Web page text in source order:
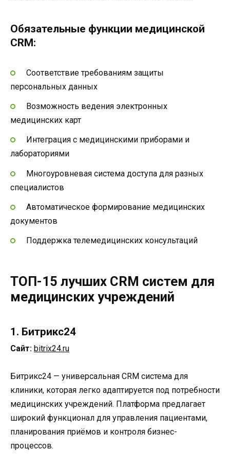
Обязательные функции медицинской
CRM:
Соответствие требованиям защиты
персональных данных
Возможность ведения электронных
медицинских карт
Интеграция с медицинскими приборами и
лабораториями
Многоуровневая система доступа для разных
специалистов
Автоматическое формирование медицинских
документов
Поддержка телемедицинских консультаций
ТОП-15 лучших CRM систем для
медицинских учреждений
1. Битрикс24
Сайт: bitrix24.ru
Битрикс24 — универсальная CRM система для
клиники, которая легко адаптируется под потребности
медицинских учреждений. Платформа предлагает
широкий функционал для управления пациентами,
планирования приёмов и контроля бизнес-
процессов.